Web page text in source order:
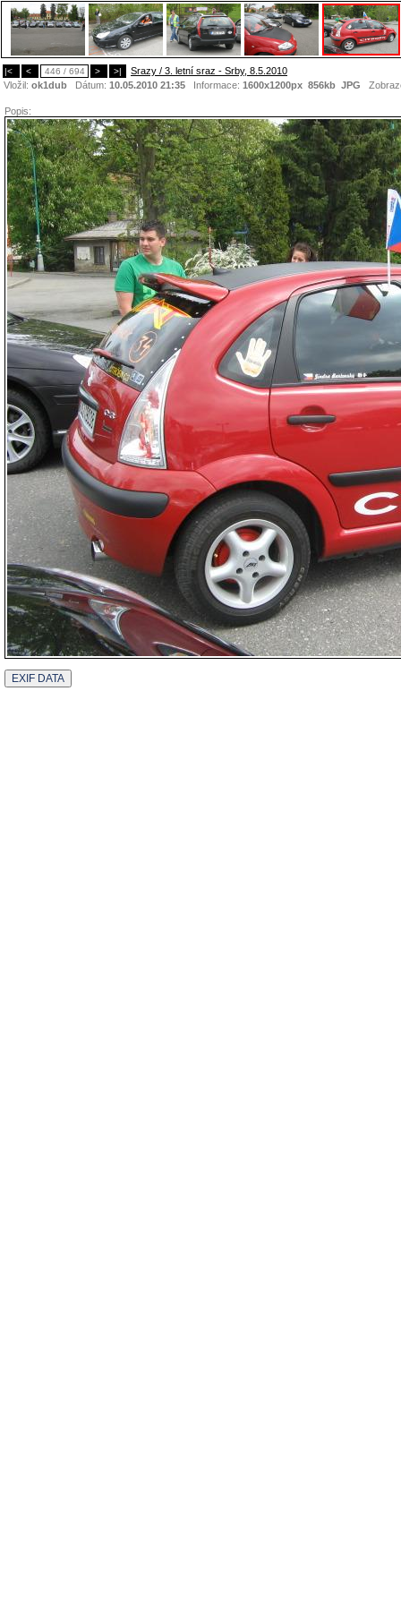
|< < 446 / 694 > >|
Srazy / 3. letní sraz - Srby, 8.5.2010
Vložil: ok1dub Dátum: 10.05.2010 21:35 Informace: 1600x1200px 856kb JPG
Popis: